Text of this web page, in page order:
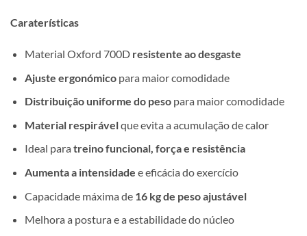
Caraterísticas
Material Oxford 700D resistente ao desgaste
Ajuste ergonómicopara maior comodidade
Distribuição uniforme do peso para maior comodidade
Material respirávelque evita a acumulação de calor
Ideal para treino funcional, força e resistência
Aumenta a intensidade e eficácia do exercício
Capacidade máxima de 16 kg de peso ajustável
Melhora a postura e a estabilidade do núcleo